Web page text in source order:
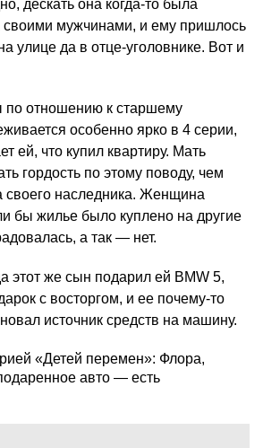
дескать она когда-то была
своими мужчинами, и ему пришлось
улице да в отце-уголовнике. Вот и
по отношению к старшему
особенно ярко в 4 серии,
ей, что купил квартиру. Мать
гордость по этому поводу, чем
своего наследника. Женщина
бы жилье было куплено на другие
а так — нет.
этот же сын подарил ей BMW 5,
с восторгом, и ее почему-то
источник средств на машину.